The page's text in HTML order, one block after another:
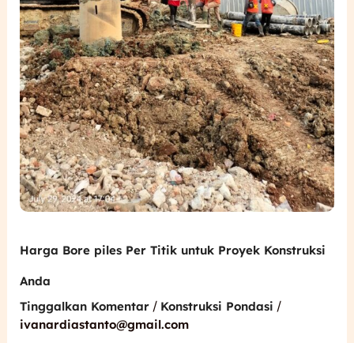
Harga Bore piles Per Titik untuk Proyek Konstruksi
Anda
Tinggalkan Komentar / Konstruksi Pondasi /
ivanardiastanto@gmail.com